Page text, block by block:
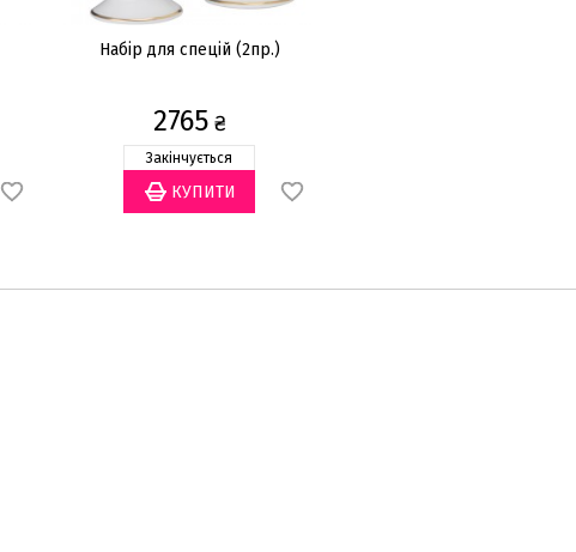
Набір для спецій (2пр.)
2765₴
Закінчується